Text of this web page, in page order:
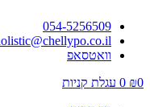
054-5256509
וואטסאפ
₪0
0 עגלת קניות